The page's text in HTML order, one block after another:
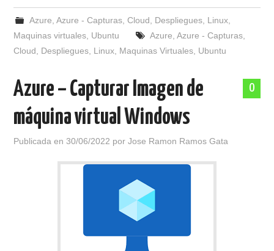
Azure Azure - Capturas, Cloud Despliegues, Linux,
Maquinas virtuales Ubuntu Azure Azure - Capturas,
Cloud
Despliegues Linux Maquinas Virtuales Ubuntu
0
Azure – Capturar Imagen de
máquina virtual Windows
Publicada en30/06/2022 porJose Ramon Ramos Gata